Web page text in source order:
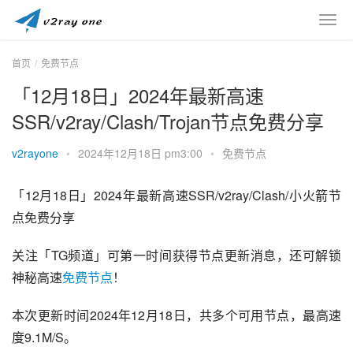
首页 免费节点
「12月18日」2024年最新高速
SSR/v2ray/Clash/Trojan节点免费分享
v2rayone • 2024年12月18日 pm3:00 • 免费节点
「12月18日」2024年最新高速SSR/v2ray/Clash/小火箭节
点免费分享
关注「TG频道」可第一时间获得节点更新消息，还可解锁
神秘高速免费节点！
本次更新时间2024年12月18日，共多个可用节点，最高速
度9.1M/S。